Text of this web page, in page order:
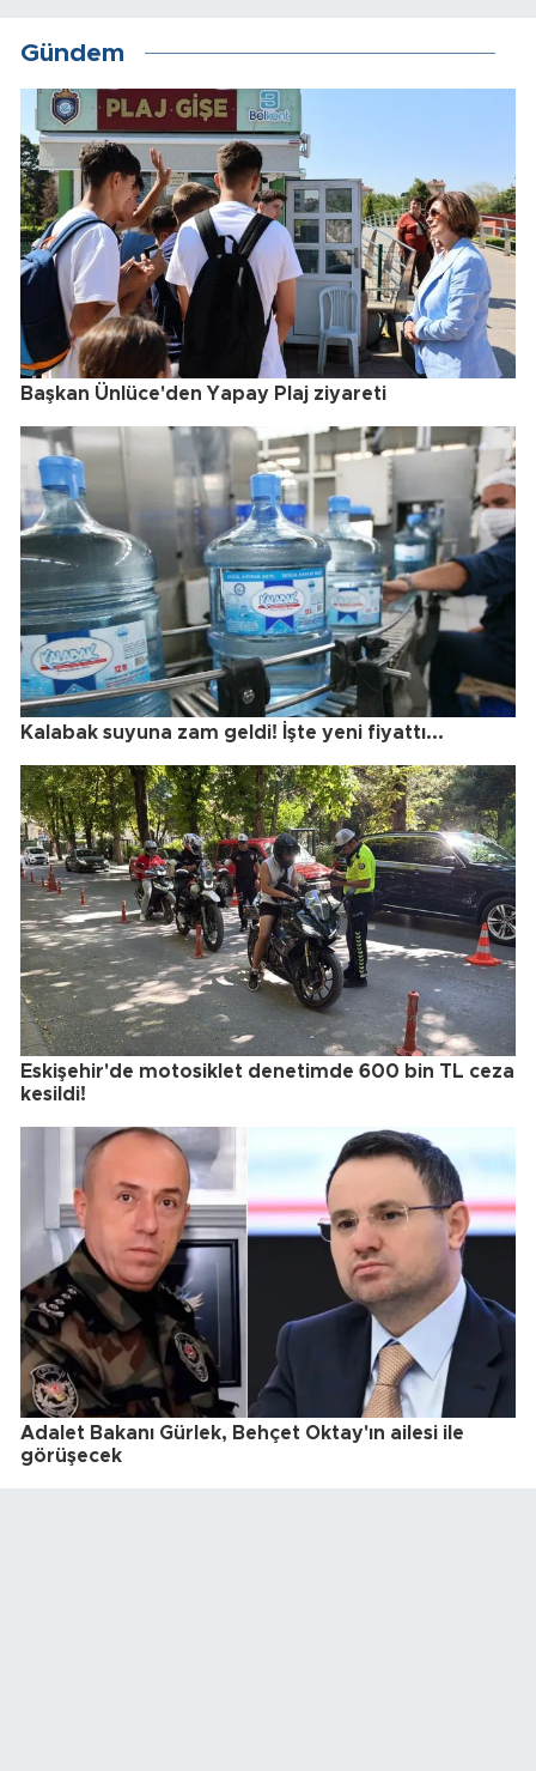
Gündem
Başkan Ünlüce'den Yapay Plaj ziyareti
Kalabak suyuna zam geldi! İşte yeni fiyattı...
Eskişehir'de motosiklet denetimde 600 bin TL ceza
kesildi!
Adalet Bakanı Gürlek, Behçet Oktay'ın ailesi ile
görüşecek